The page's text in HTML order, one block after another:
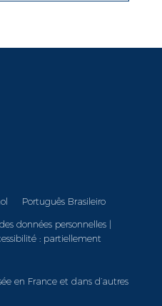
Português Brasileiro
données personnelles|
: partiellement
en France et dans d’autres